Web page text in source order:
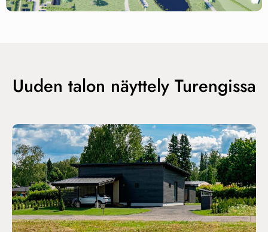
Uuden talon näyttely Turengissa